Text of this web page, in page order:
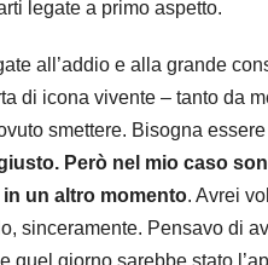
legate a primo aspetto.
all’addio e alla grande
di icona vivente – tanto da
smettere. Bisogna
Però nel mio caso
un altro momento. Avrei
sinceramente. Pensavo di